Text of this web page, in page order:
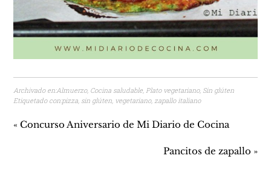
Archivado en:Almuerzo, Cocina saludable,Plato vegetariano, Sin glúten
Etiquetado con:pizza, sin glúten, vegetariano, zapallo italiano
« Concurso Aniversario de Mi Diario de Cocina
Pancitos de zapallo »